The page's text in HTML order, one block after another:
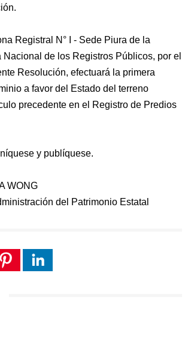
Registral N° I - Sede Piura de la
de los Registros Públicos, por el
Resolución, efectuará la primera
a favor del Estado del terreno
precedente en el Registro de Predios
y publíquese.
WONG
del Patrimonio Estatal